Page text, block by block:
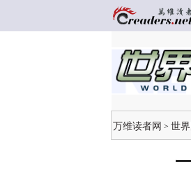
万维读者网 > 世